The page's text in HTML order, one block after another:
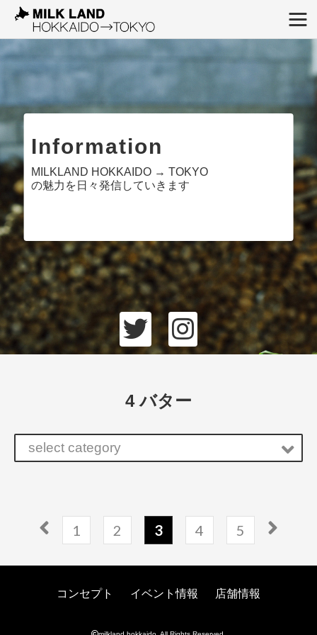
Information
MILKLAND HOKKAIDO → TOKYO
の魅力を日々発信していきます
4 バター
select category
1 2 3 4 5
コンセプト イベント情報 店舗情報